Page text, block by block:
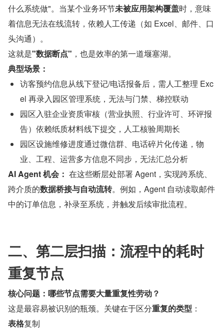
什么系统做"。当某个业务环节未被应用架构覆盖时，意味
着信息无法在线流转，依赖人工传递（如 Excel、邮件、口
头沟通）。
这就是"数据断点" ，也是效率的第一道堰塞湖。
典型场景：
访客预约信息从线下登记/电话报备后，需人工整理 Exc
el 再录入园区管理系统，无法与门禁、梯控联动
园区入驻企业资质审核（营业执照、行业许可、环评报
告）依赖纸质材料线下提交，人工核验周期长
园区设施维修进度通过微信群、电话碎片化传递，物
业、工程、运营多方信息不同步，无法汇总分析
AI Agent 机会： 在这些断层处部署 Agent，实现跨系统、
跨介质的数据桥接与自动流转。例如，Agent 自动读取邮件
中的订单信息，补录至系统，并触发后续审批流程。
二、第二层扫描：流程中的耗时
重复节点
核心问题：哪些节点需要大量重复性劳动？
这是最容易被识别的瓶颈。关键在于区分重复的类型 ：
表格复制